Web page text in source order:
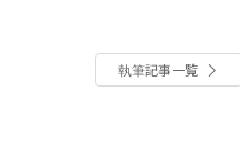
執筆記事一覧